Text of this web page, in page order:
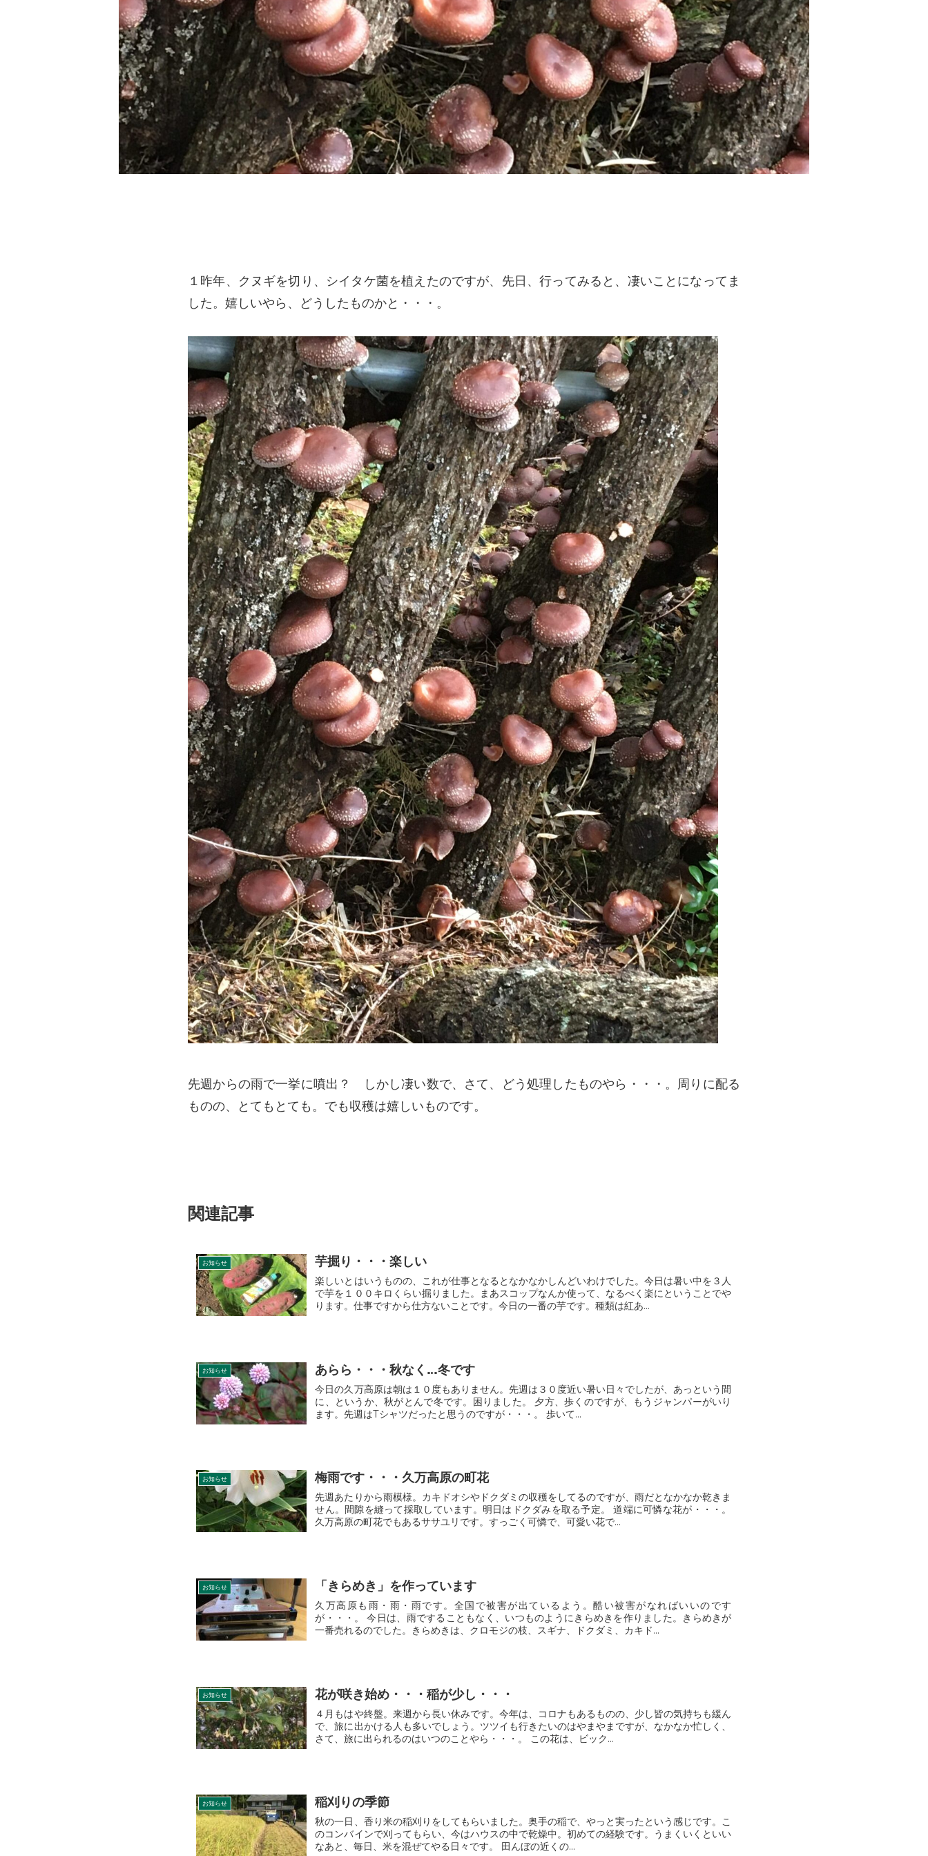
１昨年、クヌギを切り、シイタケ菌を植えたのですが、先日、行ってみると、凄いことになってま
した。嬉しいやら、どうしたものかと・・・。
先週からの雨で一挙に噴出？ しかし凄い数で、さて、どう処理したものやら・・・。周りに配る
ものの、とてもとても。でも収穫は嬉しいものです。
関連記事
お知らせ 芋掘り・・・楽しい
楽しいとはいうものの、これが仕事となるとなかなかしんどいわけでした。今日は暑い中を３人
で芋を１００キロくらい掘りました。まあスコップなんか使って、なるべく楽にということでや
ります。仕事ですから仕方ないことです。今日の一番の芋です。種類は紅あ...
お知らせ あらら・・・秋なく…冬です
今日の久万高原は朝は１０度もありません。先週は３０度近い暑い日々でしたが、あっという間
に、というか、秋がとんで冬です。困りました。 夕方、歩くのですが、もうジャンパーがいり
ます。先週はТシャツだったと思うのですが・・・。 歩いて...
お知らせ 梅雨です・・・久万高原の町花
先週あたりから雨模様。カキドオシやドクダミの収穫をしてるのですが、雨だとなかなか乾きま
せん。間隙を縫って採取しています。明日はドクダみを取る予定。 道端に可憐な花が・・・。
久万高原の町花でもあるササユリです。すっごく可憐で、可愛い花で...
お知らせ 「きらめき」を作っています
久万高原も雨・雨・雨です。全国で被害が出ているよう。酷い被害がなればいいのです
が・・・。 今日は、雨ですることもなく、いつものようにきらめきを作りました。きらめきが
一番売れるのでした。きらめきは、クロモジの枝、スギナ、ドクダミ、カキド...
お知らせ 花が咲き始め・・・稲が少し・・・
４月もはや終盤。来週から長い休みです。今年は、コロナもあるものの、少し皆の気持ちも緩ん
で、旅に出かける人も多いでしょう。ツツイも行きたいのはやまやまですが、なかなか忙しく、
さて、旅に出られるのはいつのことやら・・・。 この花は、ビック...
お知らせ 稲刈りの季節
秋の一日、香り米の稲刈りをしてもらいました。奥手の稲で、やっと実ったという感じです。こ
のコンバインで刈ってもらい、今はハウスの中で乾燥中。初めての経験です。うまくいくといい
なあと、毎日、米を混ぜてやる日々です。 田んぼの近くの...